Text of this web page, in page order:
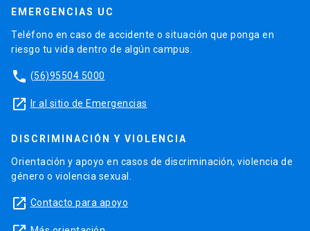
EMERGENCIAS UC
Teléfono en caso de accidente o situación que ponga en
riesgo tu vida dentro de algún campus.
phone (56)95504 5000
launch Ir al sitio de Emergencias
DISCRIMINACIÓN Y VIOLENCIA
Orientación y apoyo en casos de discriminación, violencia de
género o violencia sexual.
launch Contacto para apoyo